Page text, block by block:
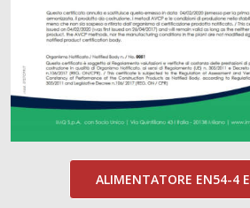
ALIMENTATORE EN54-4